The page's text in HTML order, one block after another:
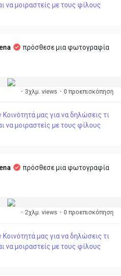
να μοιραστείς με τους φίλους
πρόσθεσε μια φωτογραφία
· 3χλμ. views · 0 προεπισκόπηση
μας για να δηλώσεις τι
να μοιραστείς με τους φίλους
πρόσθεσε μια φωτογραφία
· 2χλμ. views · 0 προεπισκόπηση
μας για να δηλώσεις τι
να μοιραστείς με τους φίλους